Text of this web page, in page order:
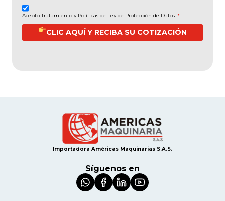
Acepto Tratamiento y Políticas de Ley de Protección de Datos *
CLIC AQUÍ Y RECIBA SU COTIZACIÓN
Importadora Américas Maquinarias S.A.S.
Síguenos en